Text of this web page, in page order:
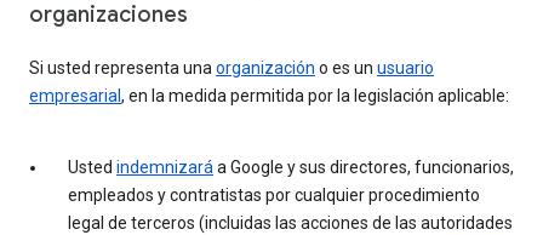
organizaciones
Si usted representa unaorganización o es un usuario
empresarial, en la medida permitida por la legislación aplicable:
Usted indemnizaráa Google y sus directores, funcionarios,
empleados y contratistas por cualquier procedimiento
legal de terceros (incluidas las acciones de las autoridades